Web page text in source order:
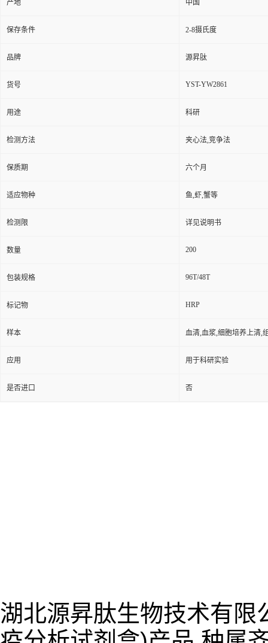
产地 中国
保存条件 2-8摄氏度
品牌 源昇肽
货号 YST-YW2861
用途 科研
检测方法 夹心法,竞争法
保质期 六个月
适应物种 鱼,虾,蟹等
检测限 详见说明书
数量 200
包装规格 96T/48T
标记物 HRP
样本 血清,血浆,细胞培养上清,
应用 用于科研实验
是否进口 否
湖北源昇肽生物技术有